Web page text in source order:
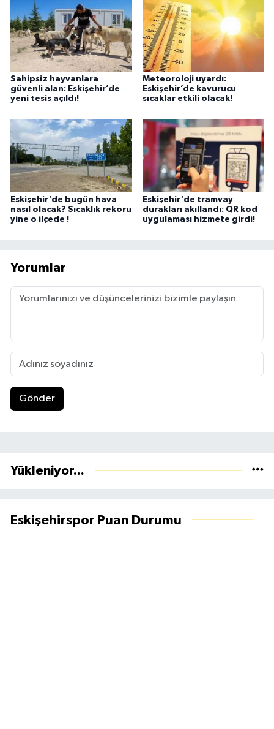
Sahipsiz hayvanlara
güvenli alan: Eskişehir’de
yeni tesis açıldı!
Meteoroloji uyardı:
Eskişehir’de kavurucu
sıcaklar etkili olacak!
Eskişehir'de bugün hava
nasıl olacak? Sıcaklık rekoru
yine o ilçede !
Eskişehir'de tramvay
durakları akıllandı: QR kod
uygulaması hizmete girdi!
Yorumlar
Gönder
Yükleniyor...
Eskişehirspor Puan Durumu